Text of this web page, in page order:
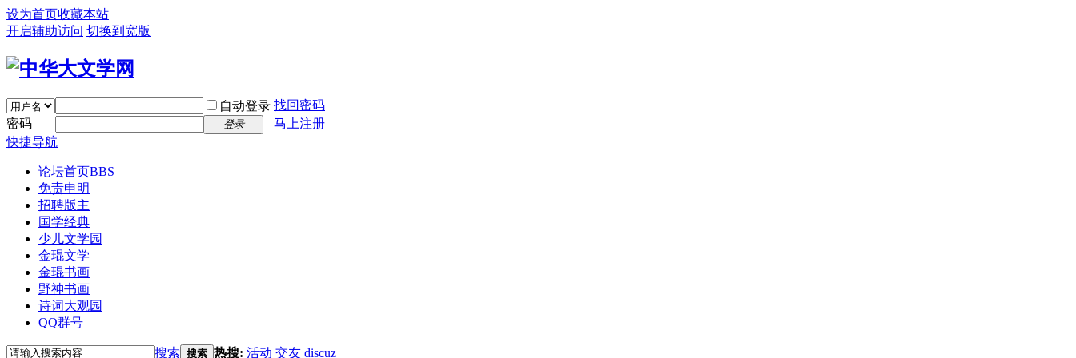
设为首页收藏本站
开启辅助访问 切换到宽版
自动登录 找回密码
密码
登录
马上注册
快捷导航
论坛首页BBS
免责申明
招聘版主
国学经典
少儿文学园
金琨文学
金琨书画
野神书画
诗词大观园
QQ群号
搜索 搜索 热搜: 活动 交友 discuz